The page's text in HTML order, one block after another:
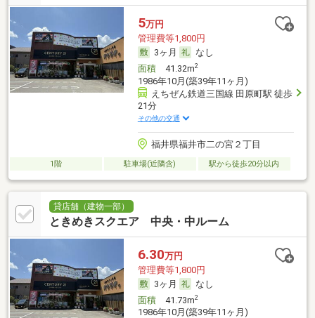
5万円
管理費等1,800円
3ヶ月
なし
面積41.32m2
1986年10月(築39年11ヶ月)
えちぜん鉄道三国線 田原町駅 徒歩
21分
その他の交通
福井県福井市二の宮２丁目
1階 駐車場(近隣含) 駅から徒歩20分以内
貸店舗（建物一部）
ときめきスクエア 中央・中ルーム
6.30万円
管理費等1,800円
3ヶ月
なし
面積41.73m2
1986年10月(築39年11ヶ月)